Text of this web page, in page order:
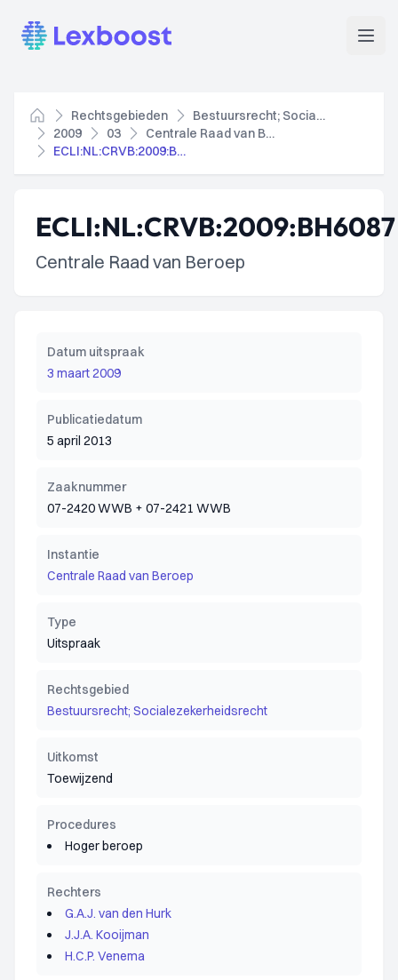
Lexboost
Home
Rechtsgebieden
Bestuursrecht; Socialezekerheidsrecht
2009
03
Centrale Raad van Beroep
ECLI:NL:CRVB:2009:BH6087
ECLI:NL:CRVB:2009:BH6087
Centrale Raad van Beroep
Datum uitspraak
3 maart 2009
Publicatiedatum
5 april 2013
Zaaknummer
07-2420 WWB + 07-2421 WWB
Instantie
Centrale Raad van Beroep
Type
Uitspraak
Rechtsgebied
Bestuursrecht; Socialezekerheidsrecht
Uitkomst
Toewijzend
Procedures
Hoger beroep
Rechters
G.A.J. van den Hurk
J.J.A. Kooijman
H.C.P. Venema